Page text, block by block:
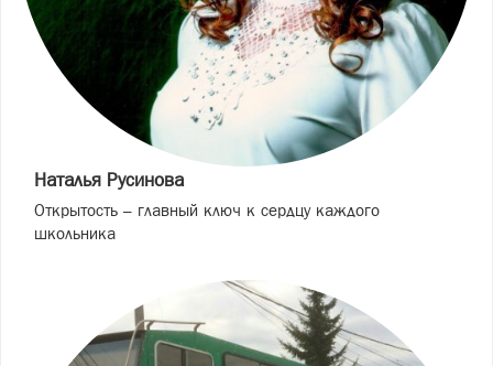
Наталья Русинова
Открытость – главный ключ к сердцу каждого
школьника